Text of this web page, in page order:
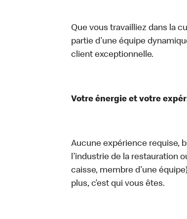
Que vous travailliez dans la
partie d’une équipe
client exceptionnelle.
Votre énergie et votre
Aucune expérience requise,
l’industrie de la restauration
caisse, membre d’une
plus, c’est qui vous êtes.